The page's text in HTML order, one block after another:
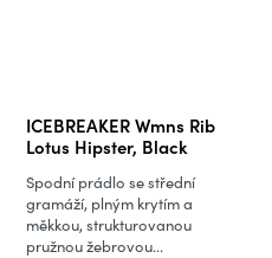
ICEBREAKER Wmns Rib
Lotus Hipster, Black
Spodní prádlo se střední
gramáží, plným krytím a
měkkou, strukturovanou
pružnou žebrovou...